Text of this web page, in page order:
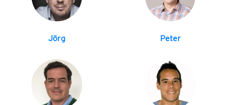
Jörg Peter